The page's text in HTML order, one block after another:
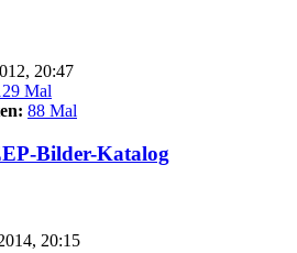
20:47
Mal
88 Mal
Bilder-Katalog
20:15